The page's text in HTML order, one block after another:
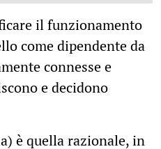
il funzionamento
come dipendente da
connesse e
e decidono
è quella razionale, in